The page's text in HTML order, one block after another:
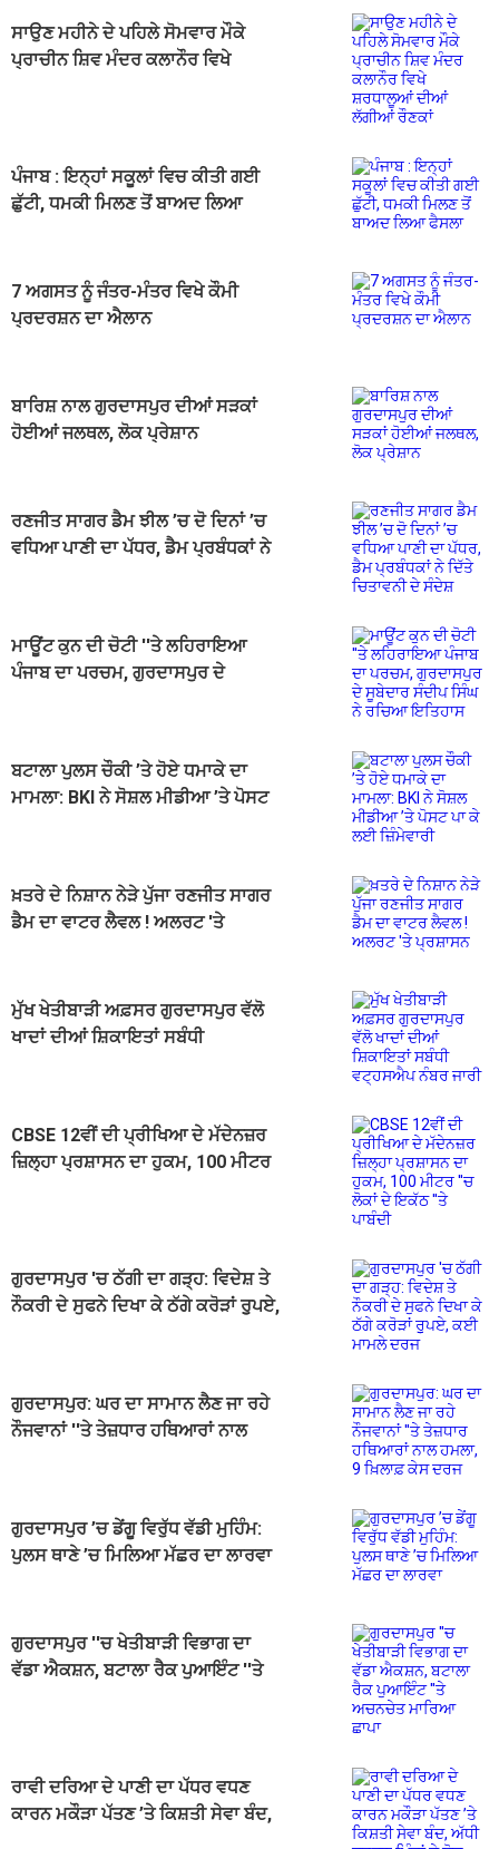
ਸਾਉਣ ਮਹੀਨੇ ਦੇ ਪਹਿਲੇ ਸੋਮਵਾਰ ਮੌਕੇ
ਪ੍ਰਾਚੀਨ ਸ਼ਿਵ ਮੰਦਰ ਕਲਾਨੌਰ ਵਿਖੇ
ਪੰਜਾਬ : ਇਨ੍ਹਾਂ ਸਕੂਲਾਂ ਵਿਚ ਕੀਤੀ ਗਈ
ਛੁੱਟੀ, ਧਮਕੀ ਮਿਲਣ ਤੋਂ ਬਾਅਦ ਲਿਆ
7 ਅਗਸਤ ਨੂੰ ਜੰਤਰ-ਮੰਤਰ ਵਿਖੇ ਕੌਮੀ
ਪ੍ਰਦਰਸ਼ਨ ਦਾ ਐਲਾਨ
ਬਾਰਿਸ਼ ਨਾਲ ਗੁਰਦਾਸਪੁਰ ਦੀਆਂ ਸੜਕਾਂ
ਹੋਈਆਂ ਜਲਥਲ, ਲੋਕ ਪ੍ਰੇਸ਼ਾਨ
ਰਣਜੀਤ ਸਾਗਰ ਡੈਮ ਝੀਲ ’ਚ ਦੋ ਦਿਨਾਂ ’ਚ
ਵਧਿਆ ਪਾਣੀ ਦਾ ਪੱਧਰ, ਡੈਮ ਪ੍ਰਬੰਧਕਾਂ ਨੇ
ਮਾਊਂਟ ਕੁਨ ਦੀ ਚੋਟੀ ''ਤੇ ਲਹਿਰਾਇਆ
ਪੰਜਾਬ ਦਾ ਪਰਚਮ, ਗੁਰਦਾਸਪੁਰ ਦੇ
ਬਟਾਲਾ ਪੁਲਸ ਚੌਕੀ ’ਤੇ ਹੋਏ ਧਮਾਕੇ ਦਾ
ਮਾਮਲਾ: BKI ਨੇ ਸੋਸ਼ਲ ਮੀਡੀਆ ’ਤੇ ਪੋਸਟ
ਖ਼ਤਰੇ ਦੇ ਨਿਸ਼ਾਨ ਨੇੜੇ ਪੁੱਜਾ ਰਣਜੀਤ ਸਾਗਰ
ਡੈਮ ਦਾ ਵਾਟਰ ਲੈਵਲ ! ਅਲਰਟ 'ਤੇ
ਮੁੱਖ ਖੇਤੀਬਾੜੀ ਅਫ਼ਸਰ ਗੁਰਦਾਸਪੁਰ ਵੱਲੋ
ਖਾਦਾਂ ਦੀਆਂ ਸ਼ਿਕਾਇਤਾਂ ਸਬੰਧੀ
CBSE 12ਵੀਂ ਦੀ ਪ੍ਰੀਖਿਆ ਦੇ ਮੱਦੇਨਜ਼ਰ
ਜ਼ਿਲ੍ਹਾ ਪ੍ਰਸ਼ਾਸਨ ਦਾ ਹੁਕਮ, 100 ਮੀਟਰ
ਗੁਰਦਾਸਪੁਰ 'ਚ ਠੱਗੀ ਦਾ ਗੜ੍ਹ: ਵਿਦੇਸ਼ ਤੇ
ਨੌਕਰੀ ਦੇ ਸੁਫਨੇ ਦਿਖਾ ਕੇ ਠੱਗੇ ਕਰੋੜਾਂ ਰੁੁਪਏ,
ਗੁਰਦਾਸਪੁਰ: ਘਰ ਦਾ ਸਾਮਾਨ ਲੈਣ ਜਾ ਰਹੇ
ਨੌਜਵਾਨਾਂ ''ਤੇ ਤੇਜ਼ਧਾਰ ਹਥਿਆਰਾਂ ਨਾਲ
ਗੁਰਦਾਸਪੁਰ ’ਚ ਡੇਂਗੂ ਵਿਰੁੱਧ ਵੱਡੀ ਮੁਹਿੰਮ:
ਪੁਲਸ ਥਾਣੇ ’ਚ ਮਿਲਿਆ ਮੱਛਰ ਦਾ ਲਾਰਵਾ
ਗੁਰਦਾਸਪੁਰ ''ਚ ਖੇਤੀਬਾੜੀ ਵਿਭਾਗ ਦਾ
ਵੱਡਾ ਐਕਸ਼ਨ, ਬਟਾਲਾ ਰੈਕ ਪੁਆਇੰਟ ''ਤੇ
ਰਾਵੀ ਦਰਿਆ ਦੇ ਪਾਣੀ ਦਾ ਪੱਧਰ ਵਧਣ
ਕਾਰਨ ਮਕੌੜਾ ਪੱਤਣ ’ਤੇ ਕਿਸ਼ਤੀ ਸੇਵਾ ਬੰਦ,